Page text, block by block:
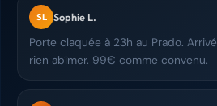
SL Sophie L.
Porte claquée à 23h au Prado.
rien abîmer. 99€ comme convenu.